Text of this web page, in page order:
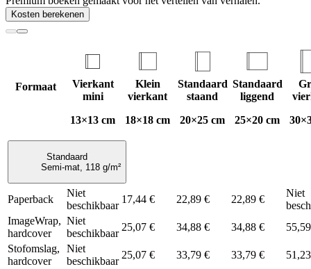
Kosten berekenen
Formaat
Vierkant
mini
13×13 cm
Klein
vierkant
18×18 cm
Standaard
staand
20×25 cm
Standaard
liggend
25×20 cm
Standaard
Semi-mat, 118 g/m²
Paperback
Niet
beschikbaar
17,44 € 22,89 € 22,89 €
Niet
ImageWrap,
hardcover
Niet
beschikbaar
25,07 € 34,88 € 34,88 €
Stofomslag,
hardcover
Niet
beschikbaar
25,07 € 33,79 € 33,79 €